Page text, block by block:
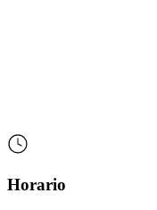
Horario